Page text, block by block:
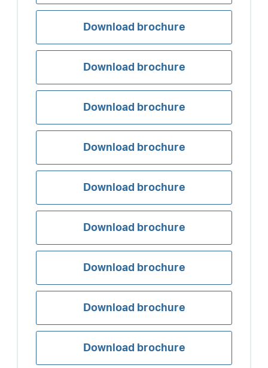
Download brochure
Download brochure
Download brochure
Download brochure
Download brochure
Download brochure
Download brochure
Download brochure
Download brochure